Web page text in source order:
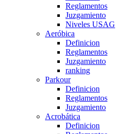
Reglamentos
Juzgamiento
Niveles USAG
Aeróbica
Definicion
Reglamentos
Juzgamiento
ranking
Parkour
Definicion
Reglamentos
Juzgamiento
Acrobática
Definicion